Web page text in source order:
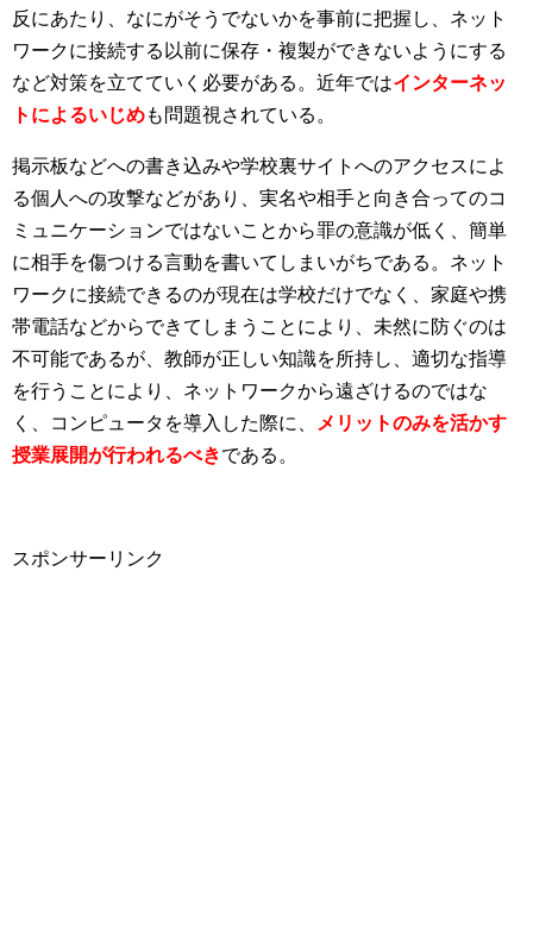
反にあたり、なにがそうでないかを事前に把握し、ネット
ワークに接続する以前に保存・複製ができないようにする
など対策を立てていく必要がある。近年ではインターネッ
トによるいじめも問題視されている。
掲示板などへの書き込みや学校裏サイトへのアクセスによ
る個人への攻撃などがあり、実名や相手と向き合ってのコ
ミュニケーションではないことから罪の意識が低く、簡単
に相手を傷つける言動を書いてしまいがちである。ネット
ワークに接続できるのが現在は学校だけでなく、家庭や携
帯電話などからできてしまうことにより、未然に防ぐのは
不可能であるが、教師が正しい知識を所持し、適切な指導
を行うことにより、ネットワークから遠ざけるのではな
く、コンピュータを導入した際に、
メリットのみを活かす
授業展開が行われるべきである。
スポンサーリンク